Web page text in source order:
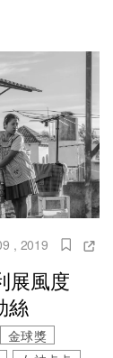
, 2019
展風度
絲
金球獎